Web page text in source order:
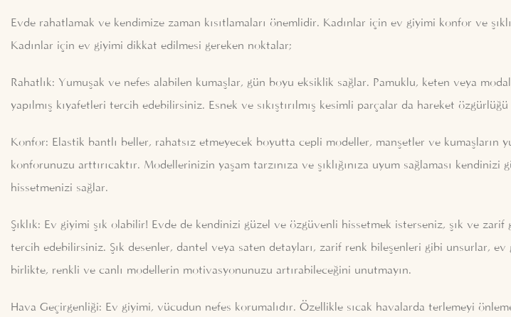
Evde rahatlamak ve kendimize zaman kısıtlamaları önemlidir. Kadınlar için ev giyimi konfor ve
Kadınlar için ev giyimi dikkat edilmesi gereken noktalar;
Rahatlık: Yumuşak ve nefes alabilen kumaşlar, gün boyu eksiklik sağlar. Pamuklu, keten veya
yapılmış kıyafetleri tercih edebilirsiniz. Esnek ve sıkıştırılmış kesimli parçalar da hareket özgürlüğü
Konfor: Elastik bantlı beller, rahatsız etmeyecek boyutta cepli modeller, manşetler ve kumaşların
konforunuzu arttırıcaktır. Modellerinizin yaşam tarzınıza ve şıklığınıza uyum sağlaması kendinizi
hissetmenizi sağlar.
Şıklık: Ev giyimi şık olabilir! Evde de kendinizi güzel ve özgüvenli hissetmek isterseniz, şık ve zarif
tercih edebilirsiniz. Şık desenler, dantel veya saten detayları, zarif renk bileşenleri gibi unsurlar, ev
birlikte, renkli ve canlı modellerin motivasyonunuzu artırabileceğini unutmayın.
Hava Geçirgenliği: Ev giyimi, vücudun nefes korumalıdır. Özellikle sıcak havalarda terlemeyi